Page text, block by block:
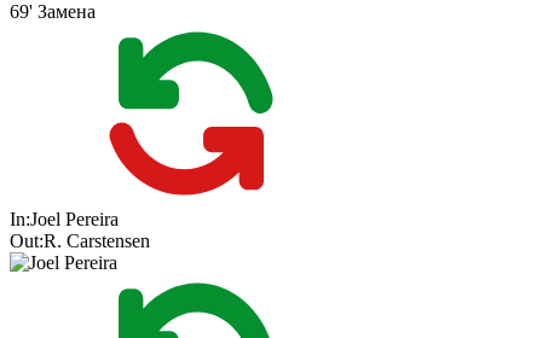
69' Замена
In:Joel Pereira
Out:R. Carstensen